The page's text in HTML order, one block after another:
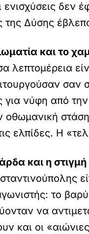
δεν
της Δύσης
και το
λεπτομέρεια
για νύφη από
ελπίδες. Η
και η
το
να
και οι